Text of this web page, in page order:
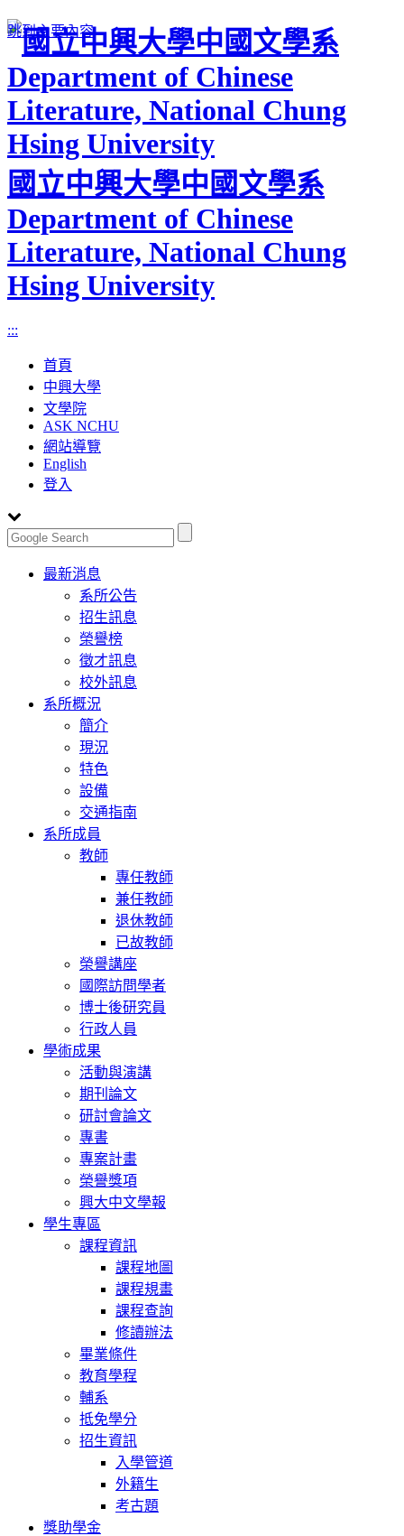
跳到主要內容
國立中興大學中國文學系
Department of Chinese
Literature, National Chung
Hsing University
:::
首頁
中興大學
文學院
ASK NCHU
網站導覽
English
登入
Toggle
navigation
最新消息
系所公告
招生訊息
榮譽榜
徵才訊息
校外訊息
系所概況
簡介
現況
特色
設備
交通指南
系所成員
教師
專任教師
兼任教師
退休教師
已故教師
榮譽講座
國際訪問學者
博士後研究員
行政人員
學術成果
活動與演講
期刊論文
研討會論文
專書
專案計畫
榮譽獎項
興大中文學報
學生專區
課程資訊
課程地圖
課程規畫
課程查詢
修讀辦法
畢業條件
教育學程
輔系
抵免學分
招生資訊
入學管道
外籍生
考古題
獎助學金